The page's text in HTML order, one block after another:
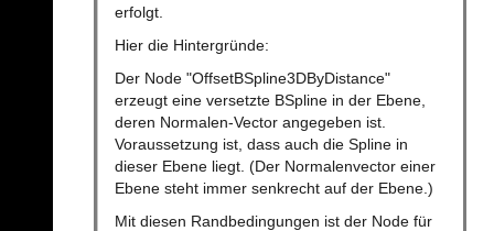
erfolgt.
Hier die Hintergründe:
Der Node "OffsetBSpline3DByDistance"
erzeugt eine versetzte BSpline in der Ebene,
deren Normalen-Vector angegeben ist.
Voraussetzung ist, dass auch die Spline in
dieser Ebene liegt. (Der Normalenvector einer
Ebene steht immer senkrecht auf der Ebene.)
Mit diesen Randbedingungen ist der Node für